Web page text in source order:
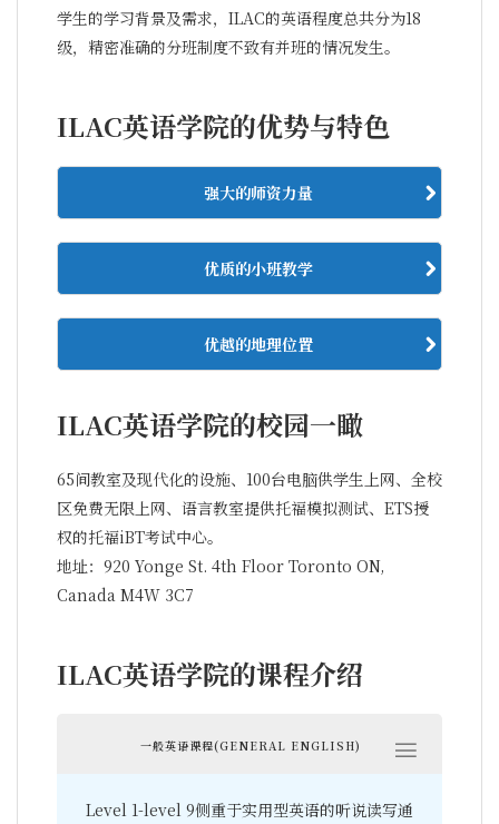
学生的学习背景及需求，ILAC的英语程度总共分为18
级，精密准确的分班制度不致有并班的情况发生。
ILAC英语学院的优势与特色
强大的师资力量
优质的小班教学
优越的地理位置
ILAC英语学院的校园一瞰
65间教室及现代化的设施、100台电脑供学生上网、全校
区免费无限上网、语言教室提供托福模拟测试、ETS授
权的托福iBT考试中心。
地址：920 Yonge St. 4th Floor Toronto ON,
Canada M4W 3C7
ILAC英语学院的课程介绍
一般英语课程(GENERAL ENGLISH)
Level 1-level 9侧重于实用型英语的听说读写通